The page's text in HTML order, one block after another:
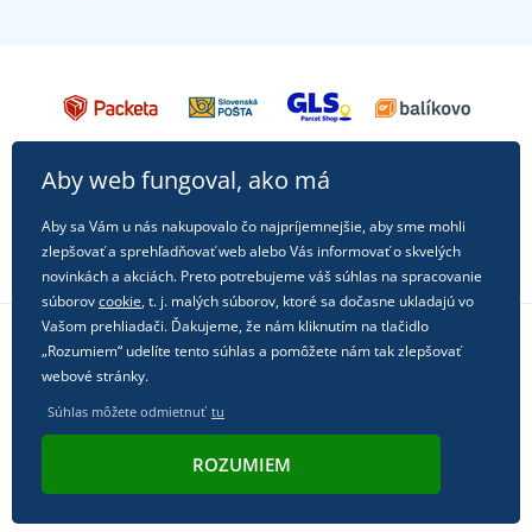
Sledujte nás na sociálnych sieťach
Aby web fungoval, ako má
Aby sa Vám u nás nakupovalo čo najpríjemnejšie, aby sme mohli
zlepšovať a sprehľadňovať web alebo Vás informovať o skvelých
novinkách a akciách. Preto potrebujeme váš súhlas na spracovanie
súborovcookie, t. j. malých súborov, ktoré sa dočasne ukladajú vo
Vašom prehliadači. Ďakujeme, že nám kliknutím na tlačidlo
„Rozumiem“ udelíte tento súhlas a pomôžete nám tak zlepšovať
webové stránky.
Súhlas môžete odmietnuť tu
ROZUMIEM